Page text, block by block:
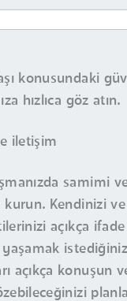
konusundaki
hızlıca göz atın.
iletişim
samimi
kurun. Kendinizi ve
açıkça
yaşamak
açıkça konuşun